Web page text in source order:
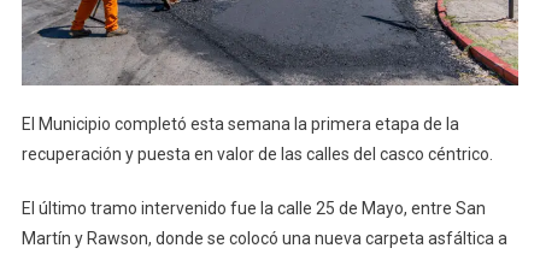
El Municipio completó esta semana la primera etapa de la
recuperación y puesta en valor de las calles del casco céntrico.
El último tramo intervenido fue la calle 25 de Mayo, entre San
Martín y Rawson, donde se colocó una nueva carpeta asfáltica a